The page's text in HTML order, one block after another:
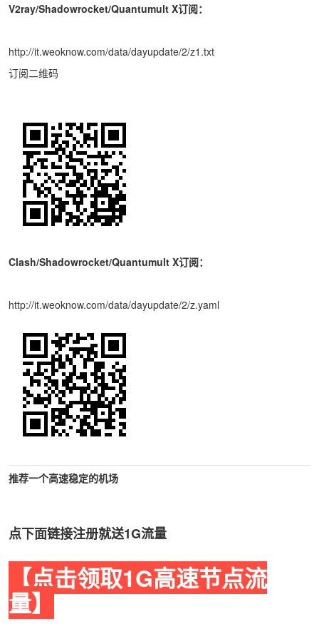
V2ray/Shadowrocket/Quantumult X订阅：
http://it.weoknow.com/data/dayupdate/2/z1.txt
订阅二维码
Clash/Shadowrocket/Quantumult X订阅：
http://it.weoknow.com/data/dayupdate/2/z.yaml
推荐一个高速稳定的机场
点下面链接注册就送1G流量
【点击领取1G高速节点流
量】